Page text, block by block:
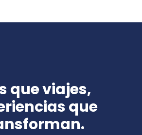
que viajes,
que